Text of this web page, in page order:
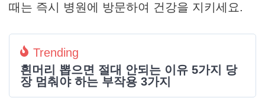
때는 즉시 병원에 방문하여 건강을 지키세요.
Trending
흰머리 뽑으면 절대 안되는 이유 5가지 당
장 멈춰야 하는 부작용 3가지